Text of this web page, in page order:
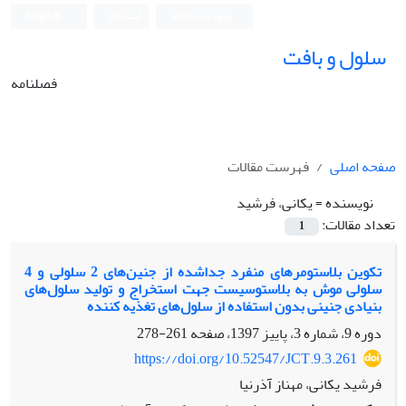
سلول و بافت
فصلنامه
صفحه اصلی
فهرست مقالات
نویسنده =یکانی، فرشید
تعداد مقالات:
1
تکوین بلاستومرهای منفرد جداشده از جنین‌های 2 سلولی و 4
سلولی موش به بلاستوسیست‌ جهت استخراج و تولید سلول‌های
بنیادی جنینی بدون استفاده از سلول‌های تغذیه کننده
دوره 9، شماره 3، پاییز 1397، صفحه
261-278
https://doi.org/10.52547/JCT.9.3.261
فرشید یکانی، مهناز آذرنیا